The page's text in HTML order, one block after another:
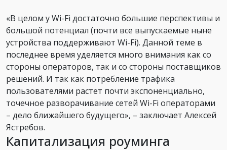
«В целом у Wi-Fi достаточно большие перспективы и
большой потенциал (почти все выпускаемые ныне
устройства поддерживают Wi-Fi). Данной теме в
последнее время уделяется много внимания как со
стороны операторов, так и со стороны поставщиков
решений. И так как потребление трафика
пользователями растет почти экспоненциально,
точечное разворачивание сетей Wi-Fi операторами
– дело ближайшего будущего», – заключает Алексей
Ястребов.
Капитализация роуминга